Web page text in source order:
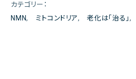
初診の方へ
カテゴリー：
NMN, ミトコンドリア,老化は「治る」